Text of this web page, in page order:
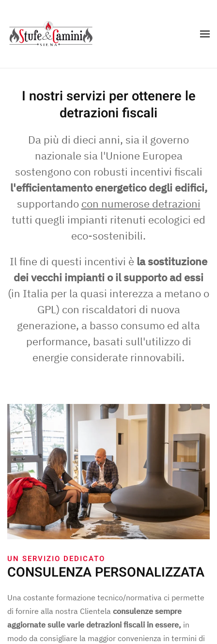
Skip
to
I nostri servizi per ottenere le
detrazioni fiscali
Da più di dieci anni, sia il governo
nazionale sia l'Unione Europea
sostengono con robusti incentivi fiscali
l'efficientamento energetico degli edifici,
supportando con numerose detrazioni
tutti quegli impianti ritenuti ecologici ed
eco-sostenibili.
Il fine di questi incentivi è la sostituzione
dei vecchi impianti o il supporto ad essi
(in Italia per la quasi interezza a metano o
GPL) con riscaldatori di nuova
generazione, a basso consumo ed alta
performance, basati sull'utilizzo di
energie considerate rinnovabili.
UN SERVIZIO DEDICATO
CONSULENZA PERSONALIZZATA
Una costante formazione tecnico/normativa ci permette
di fornire alla nostra Clientela consulenze sempre
aggiornate sulle varie detrazioni fiscali in essere, in
modo da consigliare la maggior convenienza in termini di